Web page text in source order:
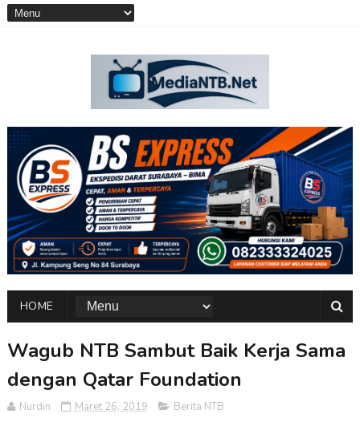
HOME
Wagub NTB Sambut Baik Kerja Sama
dengan Qatar Foundation
Nurdin Maret 26, 2019 Berita NTB